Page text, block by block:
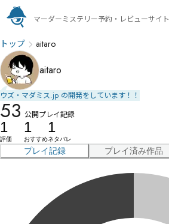
マーダーミステリー予約・レビューサイト
トップ aitaro
aitaro
ウズ・マダミス.jp の開発をしています！！
53 公開プレイ記録
1
評価
1
おすすめ
1
ネタバレ
プレイ記録 プレイ済み作品